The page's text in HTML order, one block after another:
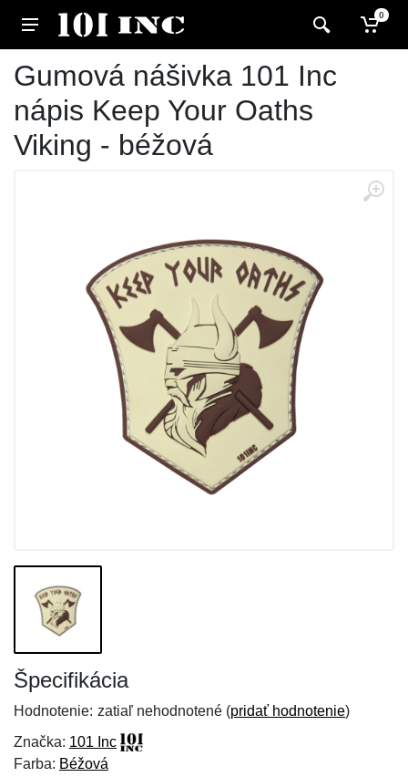
0
Gumová nášivka 101 Inc
nápis Keep Your Oaths
Viking - béžová
Špecifikácia
Hodnotenie: zatiaľ nehodnotené (pridať hodnotenie)
Značka: 101 Inc
Farba: Béžová